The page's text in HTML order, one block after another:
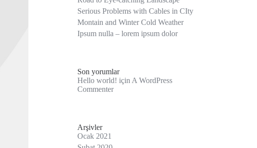
Serious Problems with Cables in CIty
Montain and Winter Cold Weather
Ipsum nulla – lorem ipsum dolor
Son yorumlar
Hello world! için A WordPress
Commenter
Arşivler
Ocak 2021